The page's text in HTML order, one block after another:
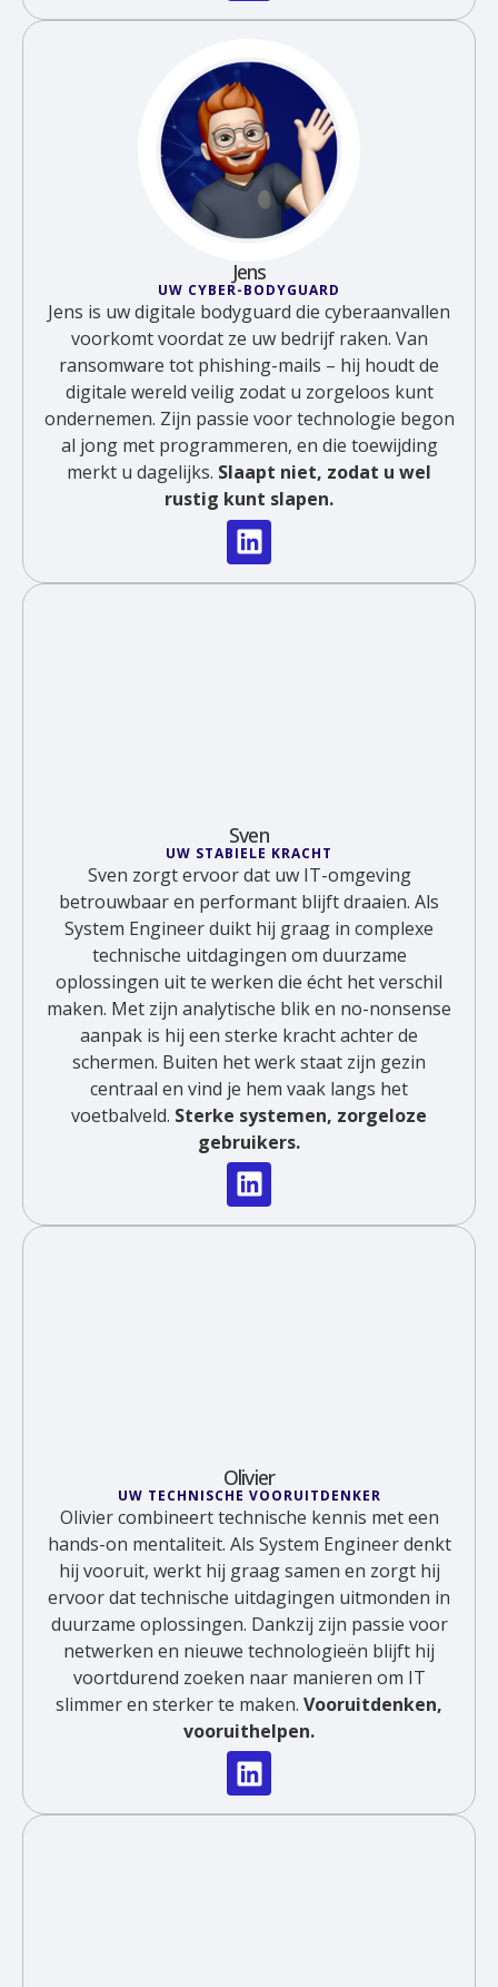
Jens
UW CYBER-BODYGUARD
Jens is uw digitale bodyguard die cyberaanvallen
voorkomt voordat ze uw bedrijf raken. Van
ransomware tot phishing-mails – hij houdt de
digitale wereld veilig zodat u zorgeloos kunt
ondernemen. Zijn passie voor technologie begon
al jong met programmeren, en die toewijding
merkt u dagelijks. Slaapt niet, zodat u wel
rustig kunt slapen.
Sven
UW STABIELE KRACHT
Sven zorgt ervoor dat uw IT-omgeving
betrouwbaar en performant blijft draaien. Als
System Engineer duikt hij graag in complexe
technische uitdagingen om duurzame
oplossingen uit te werken die écht het verschil
maken. Met zijn analytische blik en no-nonsense
aanpak is hij een sterke kracht achter de
schermen. Buiten het werk staat zijn gezin
centraal en vind je hem vaak langs het
voetbalveld. Sterke systemen, zorgeloze
gebruikers.
Olivier
UW TECHNISCHE VOORUITDENKER
Olivier combineert technische kennis met een
hands-on mentaliteit. Als System Engineer denkt
hij vooruit, werkt hij graag samen en zorgt hij
ervoor dat technische uitdagingen uitmonden in
duurzame oplossingen. Dankzij zijn passie voor
netwerken en nieuwe technologieën blijft hij
voortdurend zoeken naar manieren om IT
slimmer en sterker te maken. Vooruitdenken,
vooruithelpen.